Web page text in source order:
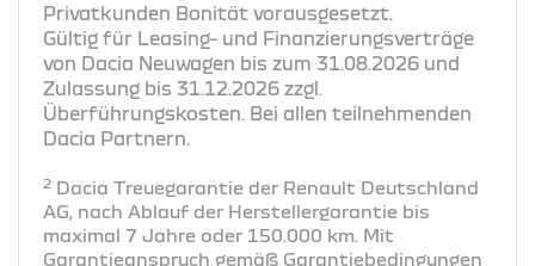
Privatkunden Bonität vorausgesetzt.
Gültig für Leasing- und Finanzierungsverträge
von Dacia Neuwagen bis zum 31.08.2026 und
Zulassung bis 31.12.2026 zzgl.
Überführungskosten. Bei allen teilnehmenden
Dacia Partnern.
2 Dacia Treuegarantie der Renault Deutschland
AG, nach Ablauf der Herstellergarantie bis
maximal 7 Jahre oder 150.000 km. Mit
Garantieanspruch gemäß Garantiebedingungen